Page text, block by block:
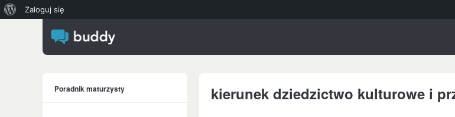
kierunek dziedzictwo kulturowe i
Poradnik maturzysty
WordPressie
Zaloguj się